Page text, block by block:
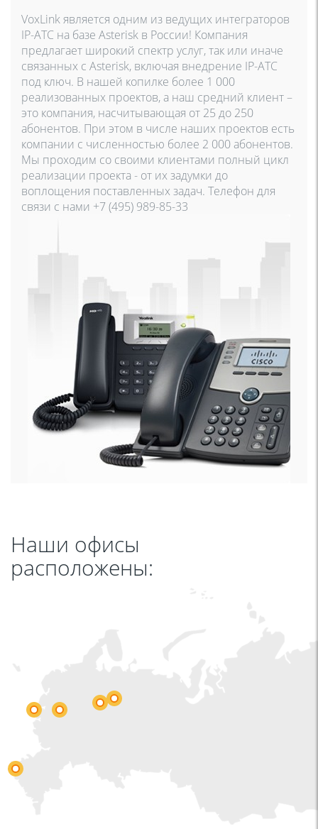
VoxLink является одним из ведущих интеграторов
IP-АТС на базе Asterisk в России! Компания
предлагает широкий спектр услуг, так или иначе
связанных с Asterisk, включая внедрение IP-АТС
под ключ. В нашей копилке более 1 000
реализованных проектов, а наш средний клиент –
это компания, насчитывающая от 25 до 250
абонентов. При этом в числе наших проектов есть
компании с численностью более 2 000 абонентов.
Мы проходим со своими клиентами полный цикл
реализации проекта - от их задумки до
воплощения поставленных задач. Телефон для
связи с нами +7 (495) 989-85-33
Наши офисы
расположены: